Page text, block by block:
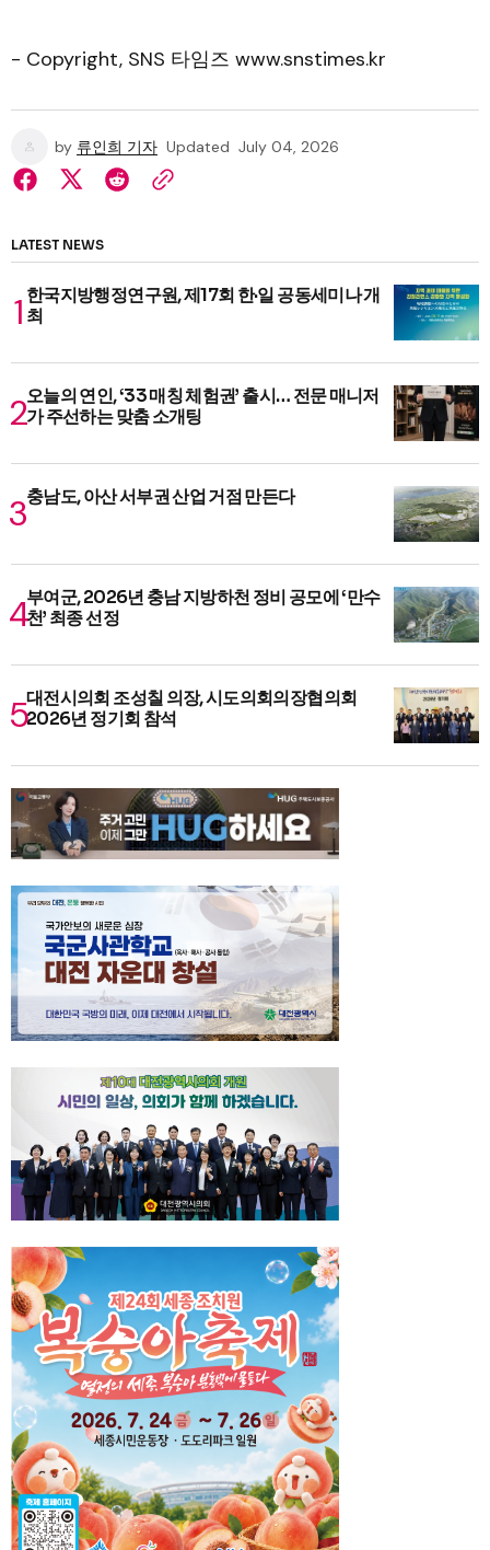
- Copyright, SNS 타임즈 www.snstimes.kr
by 류인희 기자 Updated July 04, 2026
LATEST NEWS
한국지방행정연구원, 제17회 한·일 공동세미나 개
최
오늘의 연인, ‘33 매칭 체험권’ 출시… 전문 매니저
가 주선하는 맞춤 소개팅
충남도, 아산 서부권 산업 거점 만든다
부여군, 2026년 충남 지방하천 정비 공모에 ‘만수
천’ 최종 선정
대전시의회 조성칠 의장, 시도의회의장협의회
2026년 정기회 참석